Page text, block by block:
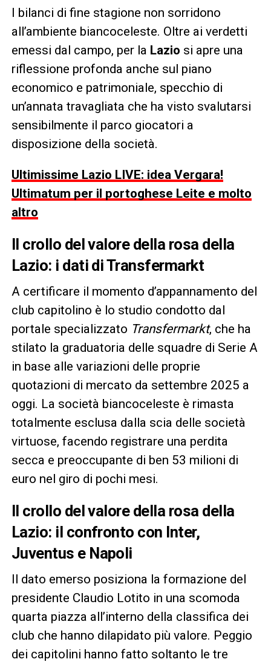
I bilanci di fine stagione non sorridono
all’ambiente biancoceleste. Oltre ai verdetti
emessi dal campo, per la Lazio si apre una
riflessione profonda anche sul piano
economico e patrimoniale, specchio di
un’annata travagliata che ha visto svalutarsi
sensibilmente il parco giocatori a
disposizione della società.
Ultimissime Lazio LIVE: idea Vergara!
Ultimatum per il portoghese Leite e molto
altro
Il crollo del valore della rosa della
Lazio: i dati di Transfermarkt
A certificare il momento d’appannamento del
club capitolino è lo studio condotto dal
portale specializzato Transfermarkt, che ha
stilato la graduatoria delle squadre di Serie A
in base alle variazioni delle proprie
quotazioni di mercato da settembre 2025 a
oggi. La società biancoceleste è rimasta
totalmente esclusa dalla scia delle società
virtuose, facendo registrare una perdita
secca e preoccupante di ben 53 milioni di
euro nel giro di pochi mesi.
Il crollo del valore della rosa della
Lazio: il confronto con Inter,
Juventus e Napoli
Il dato emerso posiziona la formazione del
presidente Claudio Lotito in una scomoda
quarta piazza all’interno della classifica dei
club che hanno dilapidato più valore. Peggio
dei capitolini hanno fatto soltanto le tre